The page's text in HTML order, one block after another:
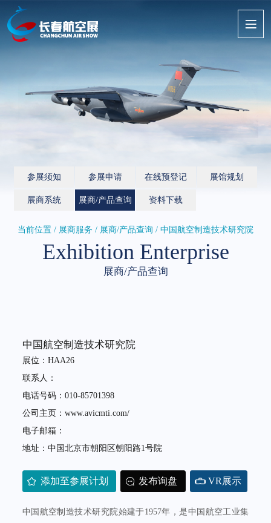
参展须知 参展申请 在线预登记 展馆规划
展商系统 展商/产品查询 资料下载
当前位置 / 展商服务 / 展商/产品查询 / 中国航空制造技术研究院
Exhibition Enterprise
展商/产品查询
中国航空制造技术研究院
展位：HAA26
联系人：
电话号码：010-85701398
公司主页：www.avicmti.com/
电子邮箱：
地址：中国北京市朝阳区朝阳路1号院
添加至参展计划 发布询盘 VR展示
中国航空制造技术研究院始建于1957年，是中国航空工业集